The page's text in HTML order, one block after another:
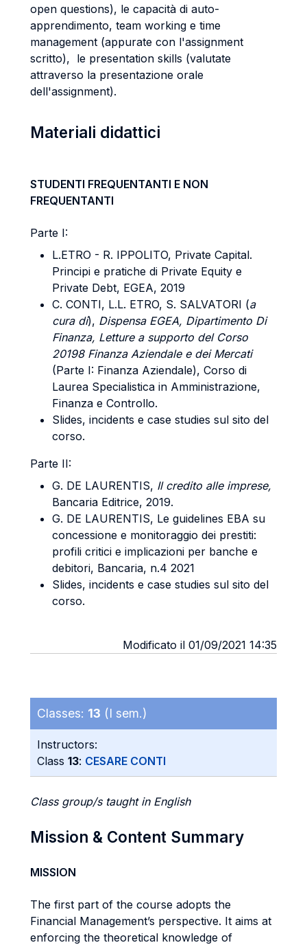
open questions), le capacità di auto-
apprendimento, team working e time
management (appurate con l'assignment
scritto), le presentation skills (valutate
attraverso la presentazione orale
dell'assignment).
Materiali didattici
STUDENTI FREQUENTANTI E NON
FREQUENTANTI
Parte I:
L.ETRO - R. IPPOLITO, Private Capital.
Principi e pratiche di Private Equity e
Private Debt, EGEA, 2019
C. CONTI, L.L. ETRO, S. SALVATORI (a
cura di), Dispensa EGEA, Dipartimento Di
Finanza, Letture a supporto del Corso
20198 Finanza Aziendale e dei Mercati
(Parte I: Finanza Aziendale), Corso di
Laurea Specialistica in Amministrazione,
Finanza e Controllo.
Slides, incidents e case studies sul sito del
corso.
Parte II:
G. DE LAURENTIS, Il credito alle imprese,
Bancaria Editrice, 2019.
G. DE LAURENTIS, Le guidelines EBA su
concessione e monitoraggio dei prestiti:
profili critici e implicazioni per banche e
debitori, Bancaria, n.4 2021
Slides, incidents e case studies sul sito del
corso.
Modificato il 01/09/2021 14:35
Classes: 13 (I sem.)
Instructors:
Class 13: CESARE CONTI
Class group/s taught in English
Mission & Content Summary
MISSION
The first part of the course adopts the
Financial Management’s perspective. It aims at
enforcing the theoretical knowledge of